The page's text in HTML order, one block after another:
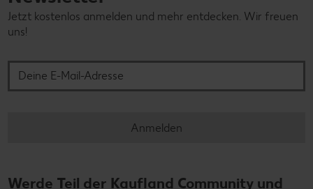
Jetzt kostenlos anmelden und mehr entdecken. Wir freuen
uns!
Anmelden
Werde Teil der Kaufland Community und